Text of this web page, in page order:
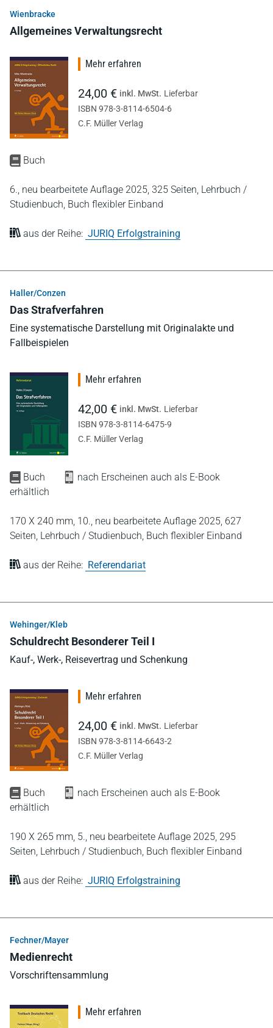
Wienbracke
Allgemeines Verwaltungsrecht
Buch
6., neu bearbeitete Auflage 2025, 325 Seiten, Lehrbuch /
Studienbuch, Buch flexibler Einband
aus der Reihe: JURIQ Erfolgstraining
Mehr erfahren
24,00 € inkl. MwSt. Lieferbar
ISBN 978-3-8114-6504-6
C.F. Müller Verlag
Haller/Conzen
Das Strafverfahren
Eine systematische Darstellung mit Originalakte und
Fallbeispielen
Buch
nach Erscheinen auch als E-Book
erhältlich
170 X 240 mm, 10., neu bearbeitete Auflage 2025, 627
Seiten, Lehrbuch / Studienbuch, Buch flexibler Einband
aus der Reihe: Referendariat
Mehr erfahren
42,00 € inkl. MwSt. Lieferbar
ISBN 978-3-8114-6475-9
C.F. Müller Verlag
Wehinger/Kleb
Schuldrecht Besonderer Teil I
Kauf-, Werk-, Reisevertrag und Schenkung
Buch
nach Erscheinen auch als E-Book
erhältlich
190 X 265 mm, 5., neu bearbeitete Auflage 2025, 295
Seiten, Lehrbuch / Studienbuch, Buch flexibler Einband
aus der Reihe: JURIQ Erfolgstraining
Mehr erfahren
24,00 € inkl. MwSt. Lieferbar
ISBN 978-3-8114-6643-2
C.F. Müller Verlag
Fechner/Mayer
Medienrecht
Vorschriftensammlung
Mehr erfahren